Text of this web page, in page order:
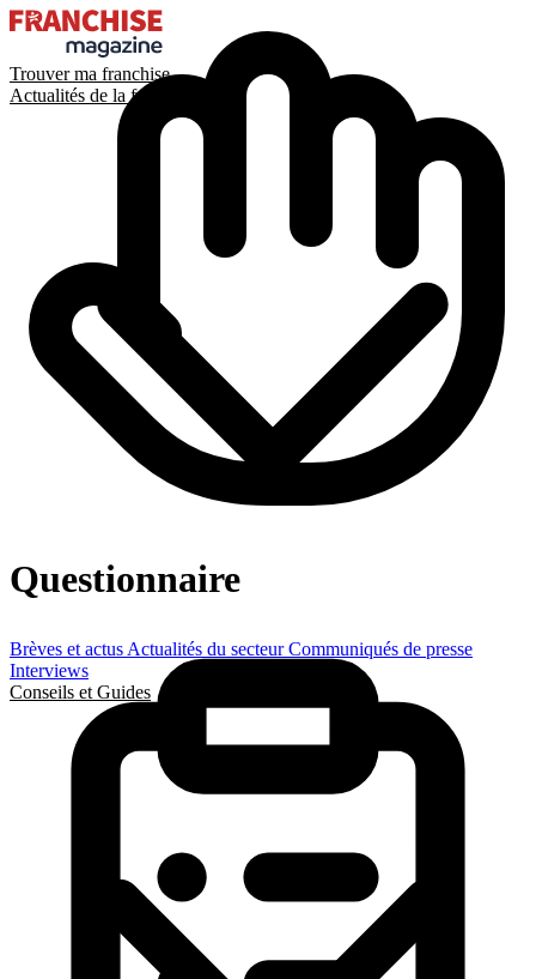
Trouver ma franchise
Actualités de la franchise
Brèves et actus Actualités du secteurCommuniqués de presse
Interviews
Conseils et Guides
Questionnaire